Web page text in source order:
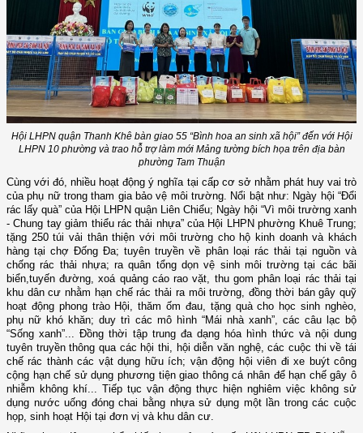
Hội LHPN quận Thanh Khê bàn giao 55 “Bình hoa an sinh xã hội” đến với Hội
LHPN 10 phường và trao hỗ trợ làm mới Mảng tường bích họa trên địa bàn
phường Tam Thuận
Cùng với đó, nhiều hoạt động ý nghĩa tại cấp cơ sở nhằm phát huy vai trò
của phụ nữ trong tham gia bảo vệ môi trường. Nổi bật như: Ngày hội “Đổi
rác lấy quà” của Hội LHPN quận Liên Chiểu; Ngày hội “Vì môi trường xanh
- Chung tay giảm thiểu rác thải nhựa” của Hội LHPN phường Khuê Trung;
tặng 250 túi vải thân thiện với môi trường cho hộ kinh doanh và khách
hàng tại chợ Đống Đa; tuyên truyền về phân loại rác thải tại nguồn và
chống rác thải nhựa; ra quân tổng dọn vệ sinh môi trường tại các bãi
biển,tuyến đường, xoá quảng cáo rao vặt, thu gom phân loại rác thải tại
khu dân cư nhằm hạn chế rác thải ra môi trường, đồng thời bán gây quỹ
hoạt động phong trào Hội, thăm ốm đau, tặng quà cho học sinh nghèo,
phụ nữ khó khăn; duy trì các mô hình “Mái nhà xanh”, các câu lạc bộ
“Sống xanh”... Đồng thời tập trung đa dạng hóa hình thức và nội dung
tuyên truyền thông qua các hội thi, hội diễn văn nghệ, các cuộc thi về tái
chế rác thành các vật dụng hữu ích; vận động hội viên đi xe buýt công
cộng hạn chế sử dụng phương tiện giao thông cá nhân để hạn chế gây ô
nhiễm không khí... Tiếp tục vận động thực hiện nghiêm việc không sử
dụng nước uống đóng chai bằng nhựa sử dụng một lần trong các cuộc
họp, sinh hoạt Hội tại đơn vị và khu dân cư.